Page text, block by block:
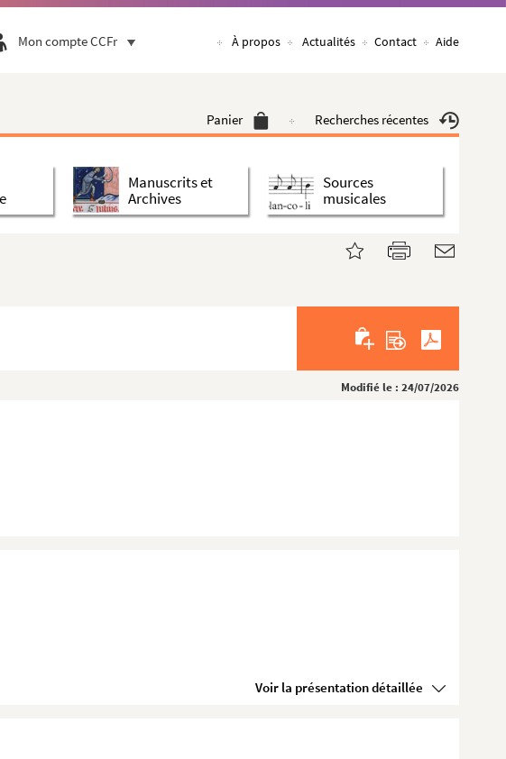
Mon compte CCFr À propos Actualités Contact Aide
Panier Recherches récentes
Manuscrits et
Archives
Sources
musicales
Modifié le : 24/07/2026
Voir la présentation détaillée